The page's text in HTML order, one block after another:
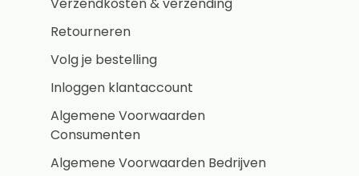
Retourneren
Volg je bestelling
Inloggen klantaccount
Algemene Voorwaarden
Consumenten
Algemene Voorwaarden Bedrijven